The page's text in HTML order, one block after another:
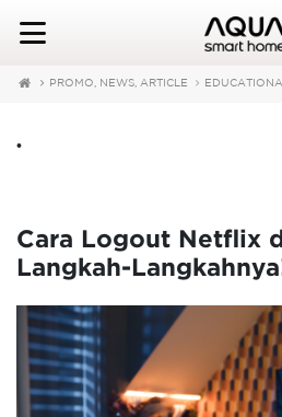
PROMO, NEWS, ARTICLE
•
Cara Logout Netflix
Langkah-